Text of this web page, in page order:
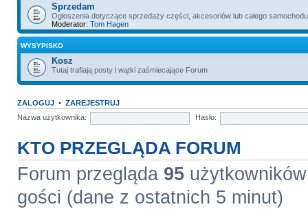
Sprzedam
Ogłoszenia dotyczące sprzedaży części, akcesoriów lub całego
Moderator: Tom Hagen
WYSYPISKO
Kosz
Tutaj trafiają posty i wątki zaśmiecające Forum
ZALOGUJ• ZAREJESTRUJ
Nazwa użytkownika:
Hasło:
KTO PRZEGLĄDA FORUM
Forum przegląda 95
gości (dane z ostatnich 5 minut)